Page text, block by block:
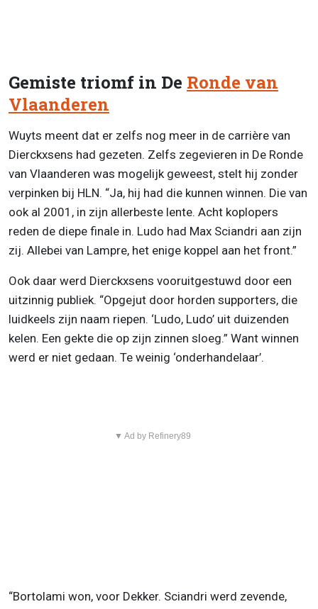
Gemiste triomf in De Ronde van
Vlaanderen
Wuyts meent dat er zelfs nog meer in de carrière van
Dierckxsens had gezeten. Zelfs zegevieren in De Ronde
van Vlaanderen was mogelijk geweest, stelt hij zonder
verpinken bij HLN. “Ja, hij had die kunnen winnen. Die van
ook al 2001, in zijn allerbeste lente. Acht koplopers
reden de diepe finale in. Ludo had Max Sciandri aan zijn
zij. Allebei van Lampre, het enige koppel aan het front.”
Ook daar werd Dierckxsens vooruitgestuwd door een
uitzinnig publiek. “Opgejut door horden supporters, die
luidkeels zijn naam riepen. ‘Ludo, Ludo’ uit duizenden
kelen. Een gekte die op zijn zinnen sloeg.” Want winnen
werd er niet gedaan. Te weinig ‘onderhandelaar’.
▼ Ad by Refinery89
“Bortolami won, voor Dekker. Sciandri werd zevende,